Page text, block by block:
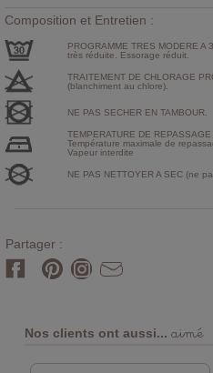
Composition et Entretien :
PROGRAMME TRES MODERE
très réduite. Essorage réduit.
TRAITEMENT DE CHLORAGE
(blanchiment au chlore).
NE PAS SECHER EN TAMBOUR.
TEMPERATURE DE REPASSAGE
Température maximale de
Vapeur interdite
NE PAS NETTOYER A SEC (ne
Partager :
Nos clients ont aussi... aimé